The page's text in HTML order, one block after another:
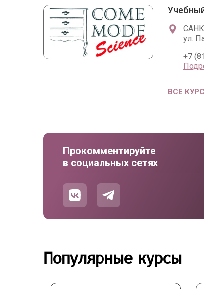
ул.
+7
ВСЕ
Прокомментируйте
в социальных сетях
Популярные курсы